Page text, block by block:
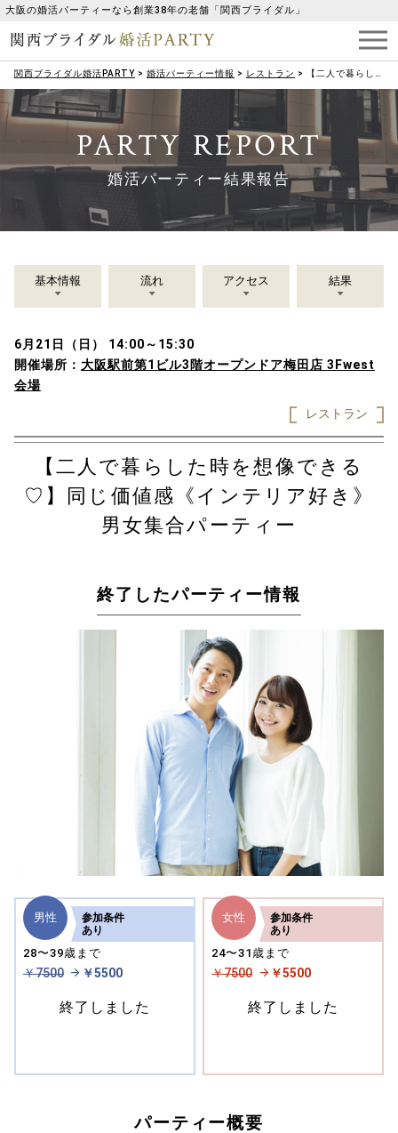
大阪の婚活パーティーなら創業38年の老舗「関西ブライダル」
関西ブライダル婚活PARTY > 婚活パーティー情報 > レストラン > 【二人で暮らした時を想像できる♡】同じ価値感《インテリア好き》男女集合パーティー
PARTY REPORT
婚活パーティー結果報告
基本情報 流れ アクセス 結果
6月21日（日） 14:00～15:30
開催場所： 大阪駅前第1ビル3階オープンドア梅田店 3Fwest
会場
レストラン
【二人で暮らした時を想像できる
♡】同じ価値感《インテリア好き》
男女集合パーティー
終了したパーティー情報
男性
28〜39歳まで
￥7500 ￥5500
参加条件
あり
終了しました
女性
24〜31歳まで
￥7500 ￥5500
参加条件
あり
終了しました
パーティー概要